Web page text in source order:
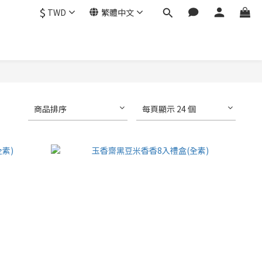
$ TWD 繁體中文
商品排序 每頁顯示 24 個